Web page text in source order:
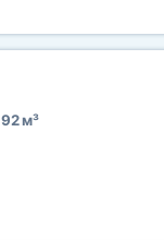
92 м³